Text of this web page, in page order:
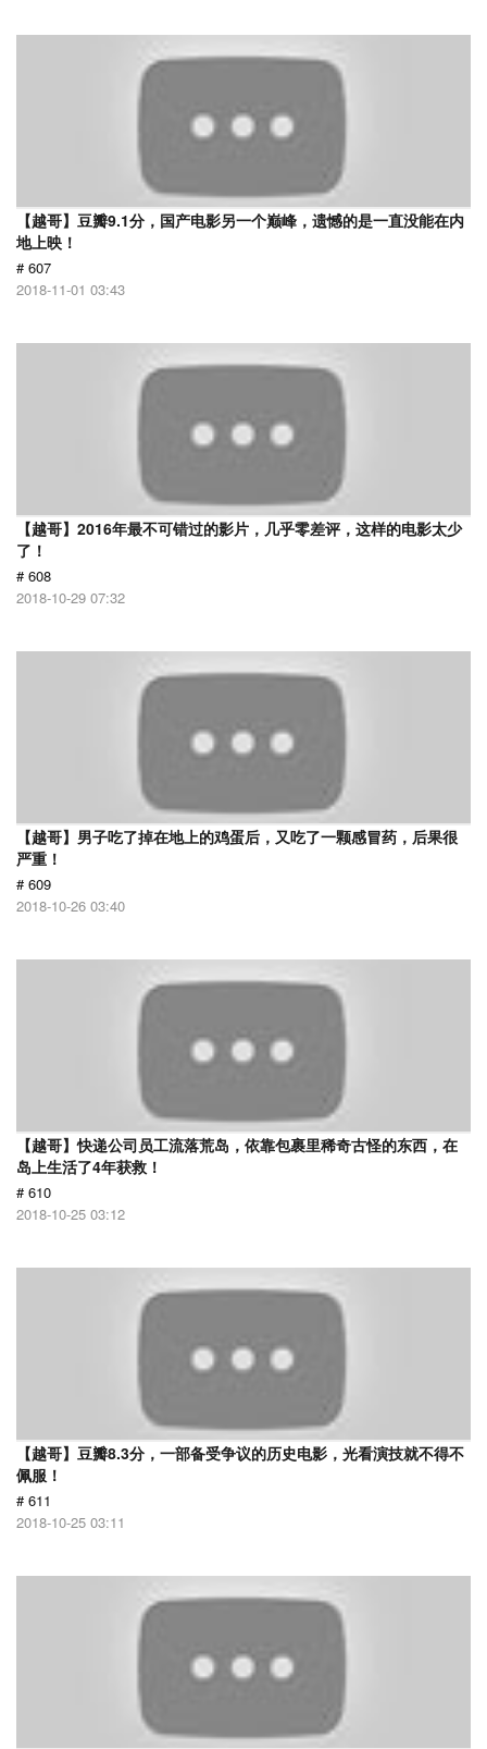
【越哥】豆瓣9.1分，国产电影另一个巅峰，遗憾的是一直没能在内
地上映！
# 607
2018-11-01 03:43
【越哥】2016年最不可错过的影片，几乎零差评，这样的电影太少
了！
# 608
2018-10-29 07:32
【越哥】男子吃了掉在地上的鸡蛋后，又吃了一颗感冒药，后果很
严重！
# 609
2018-10-26 03:40
【越哥】快递公司员工流落荒岛，依靠包裹里稀奇古怪的东西，在
岛上生活了4年获救！
# 610
2018-10-25 03:12
【越哥】豆瓣8.3分，一部备受争议的历史电影，光看演技就不得不
佩服！
# 611
2018-10-25 03:11